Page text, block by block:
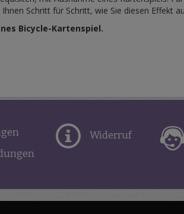
Schritt für Schritt, wie Sie diesen Effekt
Bicycle-Kartenspiel.
Widerruf